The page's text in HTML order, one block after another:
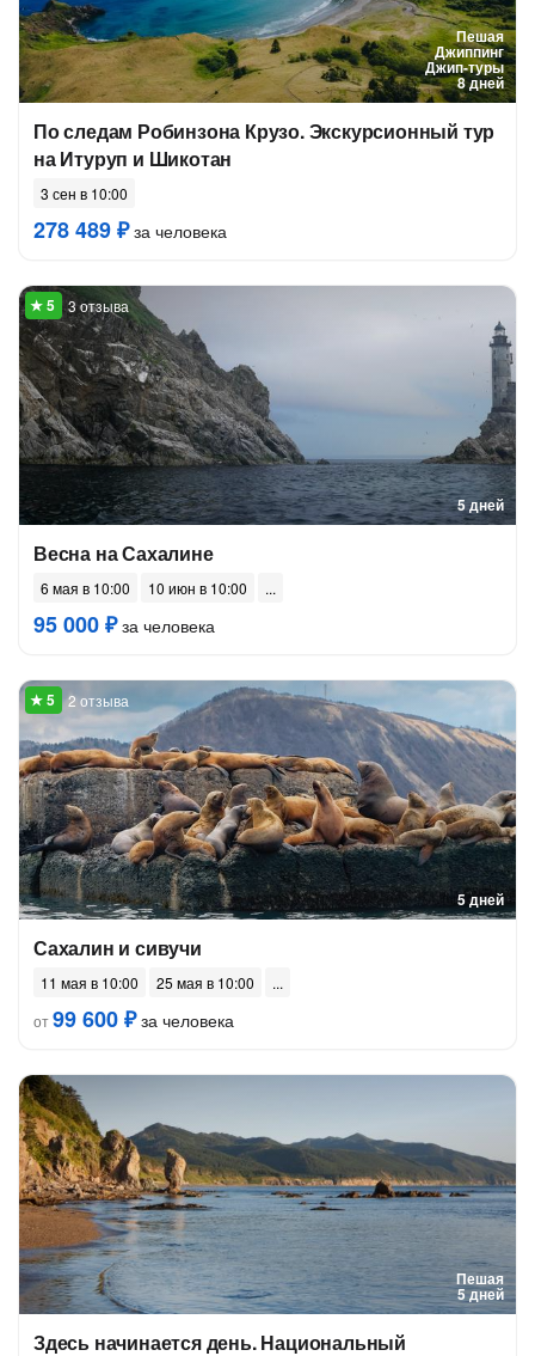
Пешая
Джиппинг
Джип-туры
8 дней
По следам Робинзона Крузо. Экскурсионный тур
на Итуруп и Шикотан
3 сен в 10:00
278 489 ₽за человека
5 дней
3 отзыва
Весна на Сахалине
6 мая в 10:00 10 июн в 10:00
95 000 ₽за человека
5 дней
2 отзыва
Сахалин и сивучи
11 мая в 10:00
25 мая в 10:00
от99 600 ₽за человека
Пешая
5 дней
Здесь начинается день. Национальный